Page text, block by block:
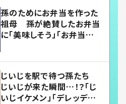
孫のためにお弁当を作った
祖母 孫が絶賛したお弁当
に「美味しそう」「お弁当すご
じいじを駅で待つ孫たち
じいじが来た瞬間…！？「じ
いじイケメン」「デレッデレ」